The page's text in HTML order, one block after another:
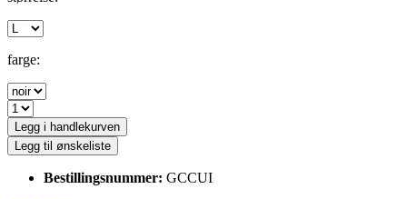
farge:
Legg i handlekurven
Legg til ønskeliste
Bestillingsnummer: GCCUI